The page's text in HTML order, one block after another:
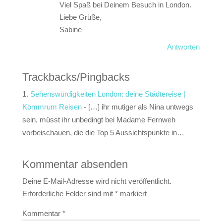
Viel Spaß bei Deinem Besuch in London.
Liebe Grüße,
Sabine
Antworten
Trackbacks/Pingbacks
Sehenswürdigkeiten London: deine Städtereise |
Kommrum Reisen- […] ihr mutiger als Nina untwegs
sein, müsst ihr unbedingt bei Madame Fernweh
vorbeischauen, die die Top 5 Aussichtspunkte in…
Kommentar absenden
Deine E-Mail-Adresse wird nicht veröffentlicht.
Erforderliche Felder sind mit *markiert
Kommentar *